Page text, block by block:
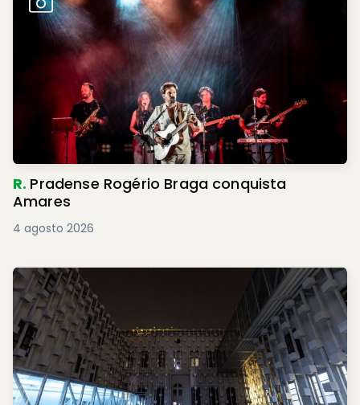
R. Pradense Rogério Braga conquista
Amares
4 agosto 2026